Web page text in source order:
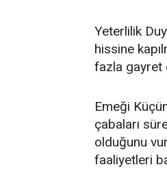
Yeterlilik
hissine
fazla gayret
Emeği
çabaları
olduğunu
faaliyetleri